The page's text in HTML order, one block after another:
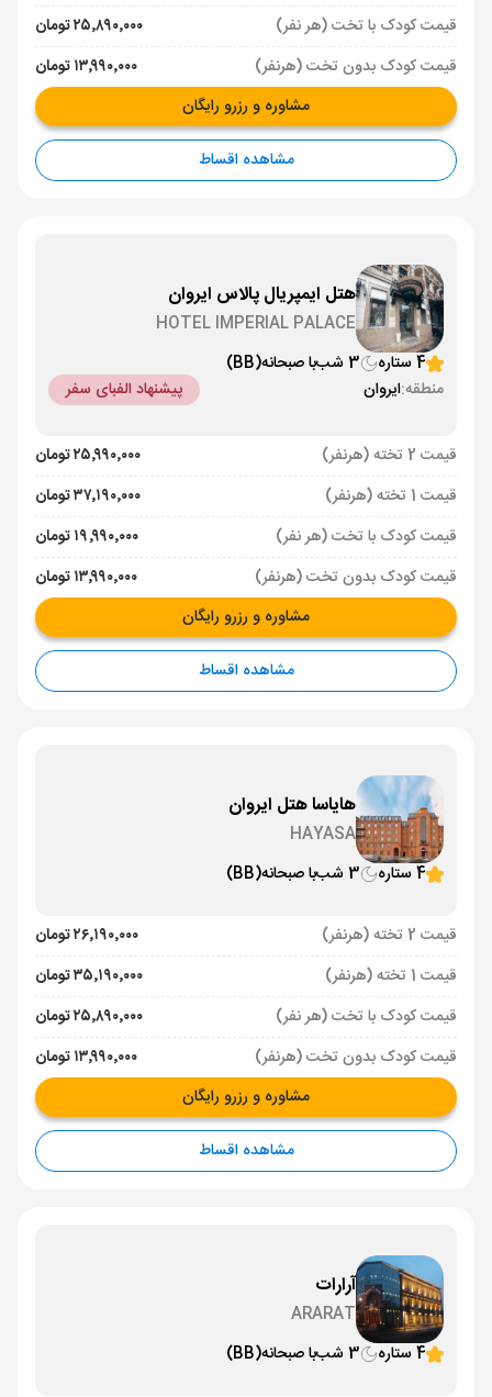
قیمت کودک با تخت (هر نفر)
۲۵٬۸۹۰٬۰۰۰ تومان
قیمت کودک بدون تخت (هرنفر)
۱۳٬۹۹۰٬۰۰۰ تومان
مشاوره و رزرو رایگان
مشاهده اقساط
هتل ایمپریال پالاس ایروان
HOTEL IMPERIAL PALACE
4 ستاره
3 شب با صبحانه(BB)
منطقه:ایروان پیشنهاد الفبای سفر
قیمت 2 تخته (هرنفر)
۲۵٬۹۹۰٬۰۰۰ تومان
قیمت 1 تخته (هرنفر)
۳۷٬۱۹۰٬۰۰۰ تومان
قیمت کودک با تخت (هر نفر)
۱۹٬۹۹۰٬۰۰۰ تومان
قیمت کودک بدون تخت (هرنفر)
۱۳٬۹۹۰٬۰۰۰ تومان
مشاوره و رزرو رایگان
مشاهده اقساط
هایاسا هتل ایروان
HAYASA
4 ستاره
3 شب با صبحانه(BB)
قیمت 2 تخته (هرنفر)
۲۶٬۱۹۰٬۰۰۰ تومان
قیمت 1 تخته (هرنفر)
۳۵٬۱۹۰٬۰۰۰ تومان
قیمت کودک با تخت (هر نفر)
۲۵٬۸۹۰٬۰۰۰ تومان
قیمت کودک بدون تخت (هرنفر)
۱۳٬۹۹۰٬۰۰۰ تومان
مشاوره و رزرو رایگان
مشاهده اقساط
آرارات
ARARAT
4 ستاره
3 شب با صبحانه(BB)